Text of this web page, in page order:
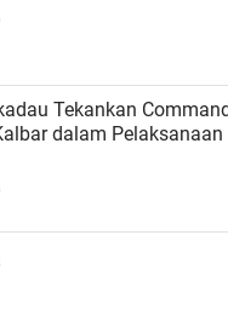
Tekankan
dalam Pelaksanaan